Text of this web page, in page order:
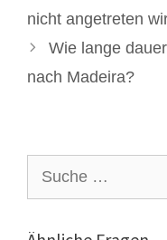
nicht angetreten
Wie lange
nach Madeira?
nach: